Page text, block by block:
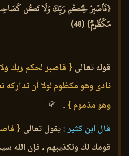
{فَٱصۡبِرۡ لِحُكۡمِ رَبِّكَ وَلَا تَكُن
مَكۡظُومٞ} (48)
قوله تعالى { فاصبر لحكم ربك
نادى وهو مكظوم لولا أن تداركه
وهو مذموم }.
قال ابن كثير :يقول تعالى{
قومك لك وتكذيبهم ، فإن الله